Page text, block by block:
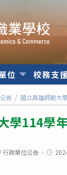
位 校務支
告 / 國立高雄師範大
學114學
/ 行政單位公告
Post